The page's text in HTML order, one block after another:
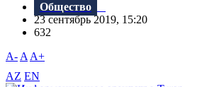
Общество
23 сентябрь 2019, 15:20
632
A- A A+
AZ EN